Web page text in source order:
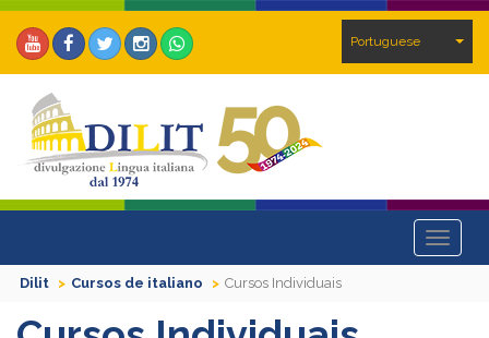
Portuguese
Toggle
Dilit
Cursos de italiano Cursos Individuais